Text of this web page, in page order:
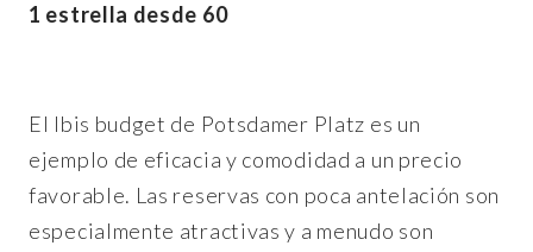
1 estrella desde 60
El Ibis budget de Potsdamer Platz es un
ejemplo de eficacia y comodidad a un precio
favorable. Las reservas con poca antelación son
especialmente atractivas y a menudo son